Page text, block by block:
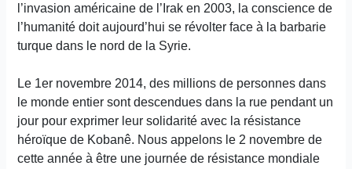
l’invasion américaine de l’Irak en 2003, la conscience de
l’humanité doit aujourd’hui se révolter face à la barbarie
turque dans le nord de la Syrie.
Le 1er novembre 2014, des millions de personnes dans
le monde entier sont descendues dans la rue pendant un
jour pour exprimer leur solidarité avec la résistance
héroïque de Kobanê. Nous appelons le 2 novembre de
cette année à être une journée de résistance mondiale